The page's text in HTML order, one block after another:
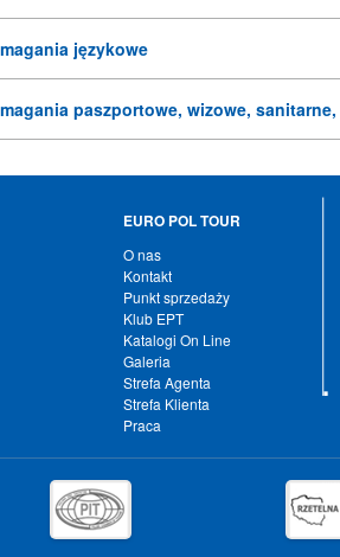
językowe
paszportowe, wizowe,
EURO POL TOUR
O nas
Kontakt
Punkt sprzedaży
Klub EPT
Katalogi On Line
Galeria
Strefa Agenta
Strefa Klienta
Praca